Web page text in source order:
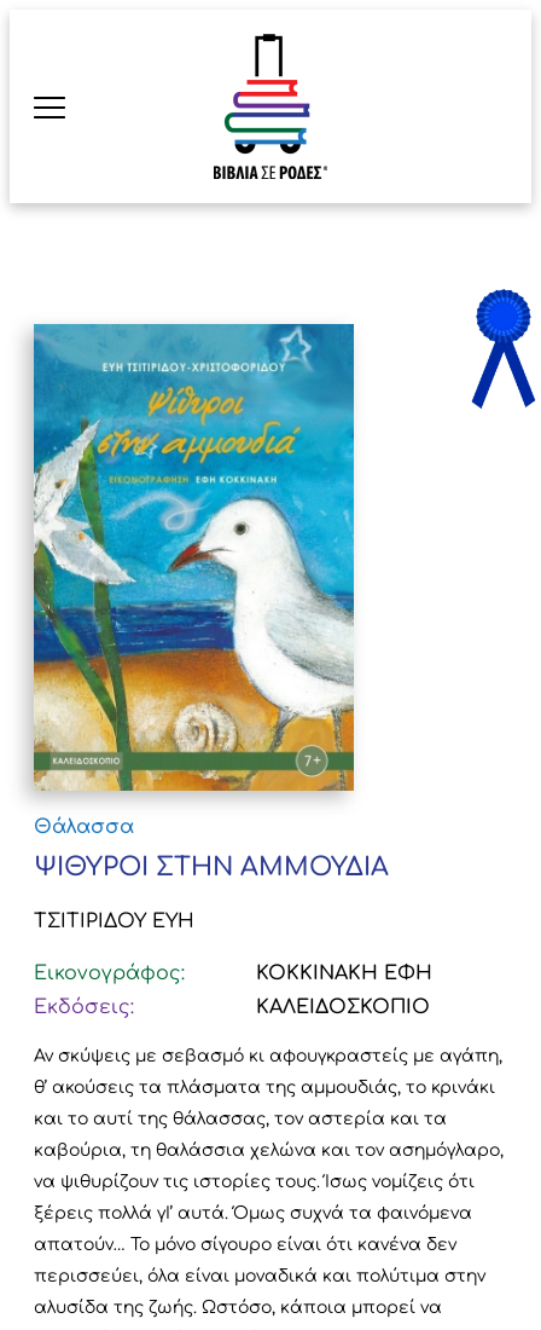
Θάλασσα
ΨΙΘΥΡΟΙ ΣΤΗΝ ΑΜΜΟΥΔΙΑ
ΤΣΙΤΙΡΙΔΟΥ ΕΥΗ
Εικονογράφος:
ΚΟΚΚΙΝΑΚΗ ΕΦΗ
Εκδόσεις:
ΚΑΛΕΙΔΟΣΚΟΠΙΟ
Αν σκύψεις με σεβασμό κι αφουγκραστείς με αγάπη,
θ’ ακούσεις τα πλάσματα της αμμουδιάς, το κρινάκι
και το αυτί της θάλασσας, τον αστερία και τα
καβούρια, τη θαλάσσια χελώνα και τον ασημόγλαρο,
να ψιθυρίζουν τις ιστορίες τους. Ίσως νομίζεις ότι
ξέρεις πολλά γΙ’ αυτά. Όμως συχνά τα φαινόμενα
απατούν… Το μόνο σίγουρο είναι ότι κανένα δεν
περισσεύει, όλα είναι μοναδικά και πολύτιμα στην
αλυσίδα της ζωής. Ωστόσο, κάποια μπορεί να